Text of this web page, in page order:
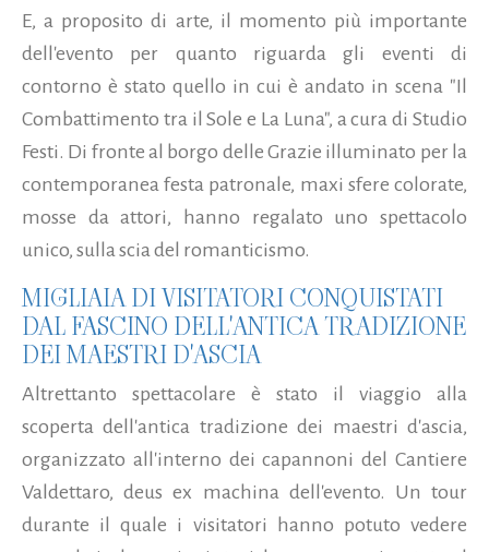
E, a proposito di arte, il momento più importante
dell'evento per quanto riguarda gli eventi di
contorno è stato quello in cui è andato in scena "Il
Combattimento tra il Sole e La Luna", a cura di Studio
Festi. Di fronte al borgo delle Grazie illuminato per la
contemporanea festa patronale, maxi sfere colorate,
mosse da attori, hanno regalato uno spettacolo
unico, sulla scia del romanticismo.
MIGLIAIA DI VISITATORI CONQUISTATI
DAL FASCINO DELL'ANTICA TRADIZIONE
DEI MAESTRI D'ASCIA
Altrettanto spettacolare è stato il viaggio alla
scoperta dell'antica tradizione dei maestri d'ascia,
organizzato all'interno dei capannoni del Cantiere
Valdettaro, deus ex machina dell'evento. Un tour
durante il quale i visitatori hanno potuto vedere